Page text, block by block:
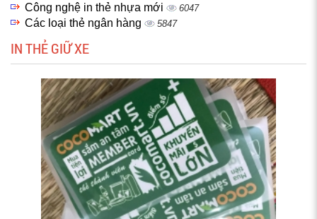
Công nghệ in thẻ nhựa mới 6047
Các loại thẻ ngân hàng 5847
IN THẺ GIỮ XE